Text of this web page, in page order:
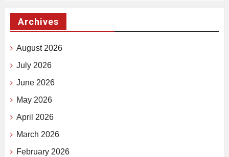
Archives
August 2026
July 2026
June 2026
May 2026
April 2026
March 2026
February 2026